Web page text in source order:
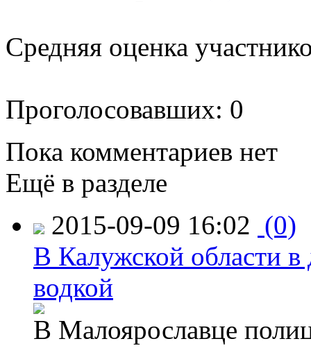
Средняя оценка
Проголосовавших: 0
Пока комментариев нет
Ещё в разделе
2015-09-09 16:02 (0)
В Калужской области в
водкой
В Малоярославце